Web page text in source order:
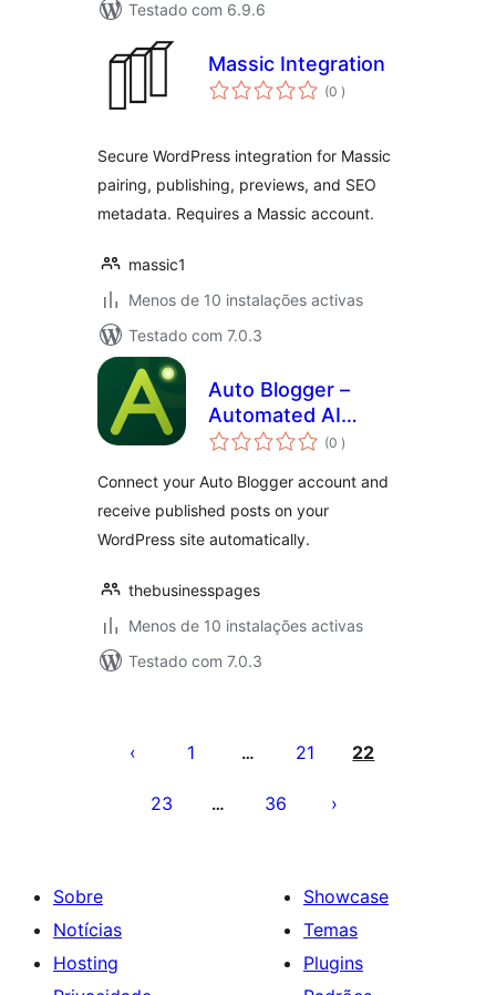
Testado com 6.9.6
Massic Integration
(0 classificações
)
Secure WordPress integration for Massic
pairing, publishing, previews, and SEO
metadata. Requires a Massic account.
massic1
Menos de 10 instalações activas
Testado com 7.0.3
Auto Blogger –
Automated AI
Blogging
(0 classificações
)
Connect your Auto Blogger account and
receive published posts on your
WordPress site automatically.
thebusinesspages
Menos de 10 instalações activas
Testado com 7.0.3
dos
1 … 21 22
23 … 36
Sobre
Notícias
Hosting
Showcase
Temas
Plugins